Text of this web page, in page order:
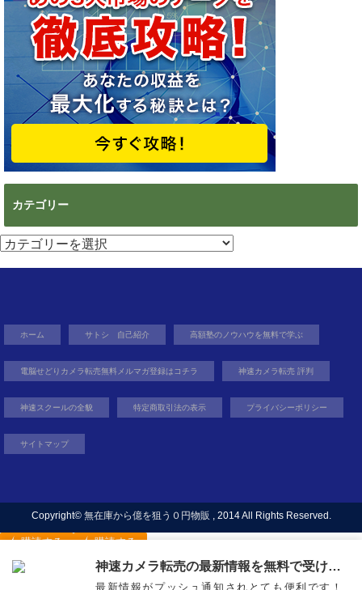
カテゴリー
カ
ホーム サトシ 自己紹介 高額塾のノウハウを無料で学ぶ
電脳せどりカメラ転売無料メルマガ登録はコチラ 神速カメラ転売 評判
神速スクールの全貌 特定商取引法の表示 プライバシーポリシー
サイトマップ
Copyright© 無在庫から億を狙う０円物販 , 2014 All Rights Reserved.
購読する 購読する
神速カメラ転売の最新情報を無料で受け取ろう
最新情報がプッシュ通知されとても便利です！